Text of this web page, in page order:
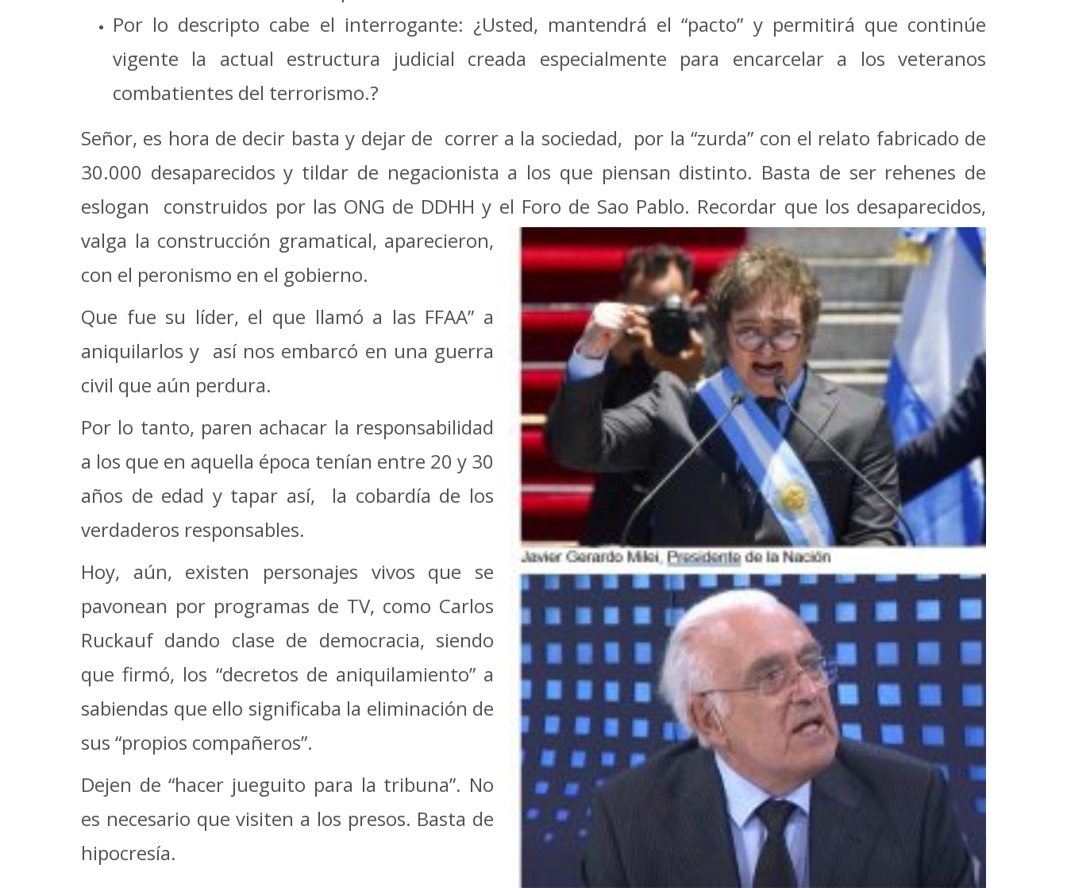
Por lo descripto cabe el interrogante: ¿Usted, mantendrá el “pacto” y permitirá que continúe
vigente la actual estructura judicial creada especialmente para encarcelar a los veteranos
combatientes del terrorismo.?
Señor, es hora de decir basta y dejar de correr a la sociedad, por la “zurda” con el relato fabricado de
30.000 desaparecidos y tildar de negacionista a los que piensan distinto. Basta de ser rehenes de
eslogan construidos por las ONG de DDHH y el Foro de Sao Pablo. Recordar que los desaparecidos,
valga la construcción gramatical, aparecieron,
con el peronismo en el gobierno.
Que fue su líder, el que llamó a las FFAA” a
aniquilarlos y así nos embarcó en una guerra
civil que aún perdura.
Por lo tanto, paren achacar la responsabilidad
a los que en aquella época tenían entre 20 y 30
años de edad y tapar así, la cobardía de los
verdaderos responsables.
Hoy, aún, existen personajes vivos que se
pavonean por programas de TV, como Carlos
Ruckauf dando clase de democracia, siendo
que firmó, los “decretos de aniquilamiento” a
sabiendas que ello significaba la eliminación de
sus “propios compañeros”.
Dejen de “hacer jueguito para la tribuna”. No
es necesario que visiten a los presos. Basta de
hipocresía.